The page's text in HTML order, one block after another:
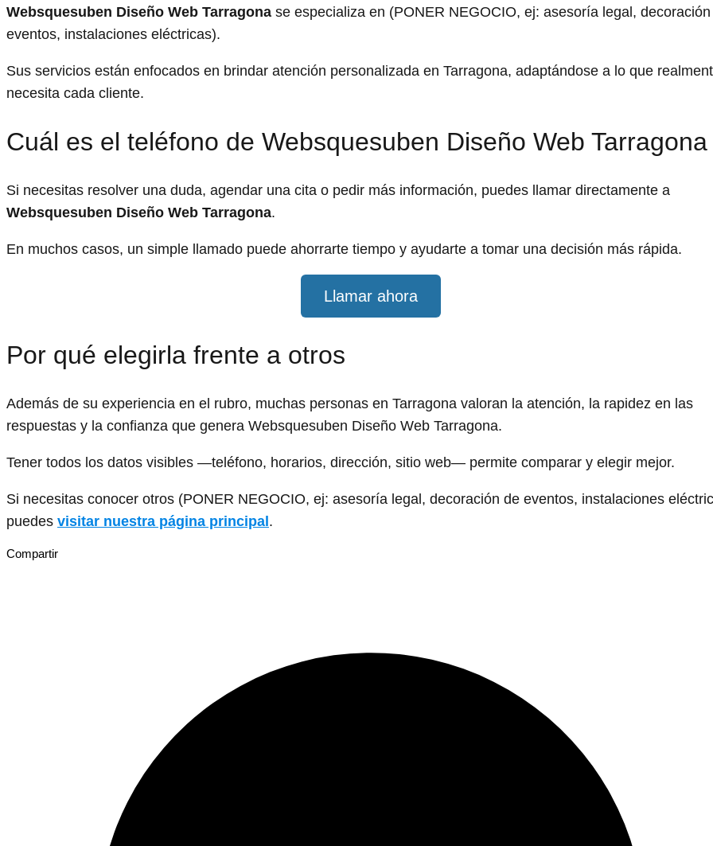
Websquesuben Diseño Web Tarragona se especializa en (PONER NEGOCIO, ej: asesoría legal,
eventos, instalaciones eléctricas).
Sus servicios están enfocados en brindar atención personalizada en Tarragona, adaptándose a lo que
necesita cada cliente.
Cuál es el teléfono de Websquesuben Diseño Web Tarragona
Si necesitas resolver una duda, agendar una cita o pedir más información, puedes llamar directamente a
Websquesuben Diseño Web Tarragona.
En muchos casos, un simple llamado puede ahorrarte tiempo y ayudarte a tomar una decisión más rápida.
Llamar ahora
Por qué elegirla frente a otros
Además de su experiencia en el rubro, muchas personas en Tarragona valoran la atención, la rapidez en las
respuestas y la confianza que genera Websquesuben Diseño Web Tarragona.
Tener todos los datos visibles —teléfono, horarios, dirección, sitio web— permite comparar y elegir mejor.
Si necesitas conocer otros (PONER NEGOCIO, ej: asesoría legal, decoración de eventos, instalaciones
puedes visitar nuestra página principal .
Compartir